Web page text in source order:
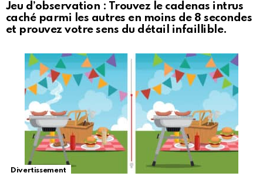
Jeu d’observation : Trouvez le cadenas intrus
caché parmi les autres en moins de 8 secondes
et prouvez votre sens du détail infaillible.
Divertissement